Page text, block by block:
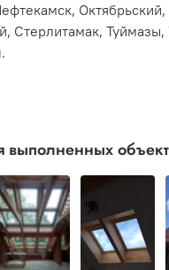
Стерлитамак,
выполненных